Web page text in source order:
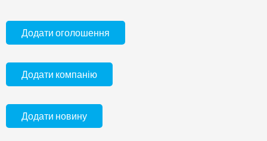
Додати оголошення
Додати компанію
Додати новину